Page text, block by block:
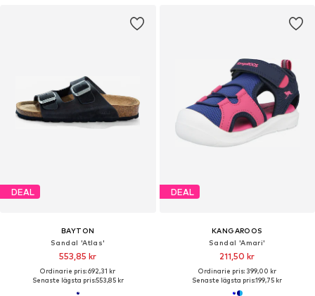
DEAL
BAYTON
Sandal 'Atlas'
553,85 kr
Ordinarie pris: 692,31 kr
Senaste lägsta pris:553,85 kr
DEAL
KANGAROOS
Sandal 'Amari'
211,50 kr
Ordinarie pris: 399,00 kr
Senaste lägsta pris:199,75 kr